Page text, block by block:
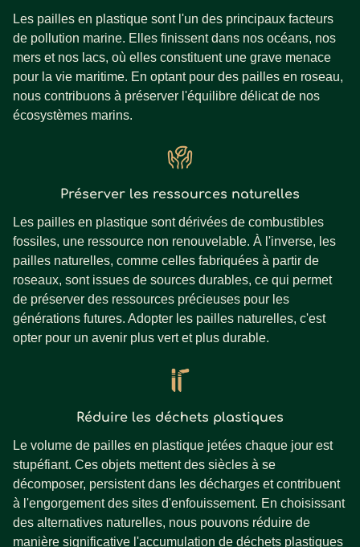
Les pailles en plastique sont l'un des principaux facteurs
de pollution marine. Elles finissent dans nos océans, nos
mers et nos lacs, où elles constituent une grave menace
pour la vie maritime. En optant pour des pailles en roseau,
nous contribuons à préserver l'équilibre délicat de nos
écosystèmes marins.
Préserver les ressources naturelles
Les pailles en plastique sont dérivées de combustibles
fossiles, une ressource non renouvelable. À l'inverse, les
pailles naturelles, comme celles fabriquées à partir de
roseaux, sont issues de sources durables, ce qui permet
de préserver des ressources précieuses pour les
générations futures. Adopter les pailles naturelles, c'est
opter pour un avenir plus vert et plus durable.
Réduire les déchets plastiques
Le volume de pailles en plastique jetées chaque jour est
stupéfiant. Ces objets mettent des siècles à se
décomposer, persistent dans les décharges et contribuent
à l'engorgement des sites d'enfouissement. En choisissant
des alternatives naturelles, nous pouvons réduire de
manière significative l'accumulation de déchets plastiques